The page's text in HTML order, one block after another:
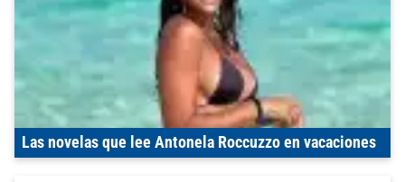
Las novelas que lee Antonela Roccuzzo en vacaciones